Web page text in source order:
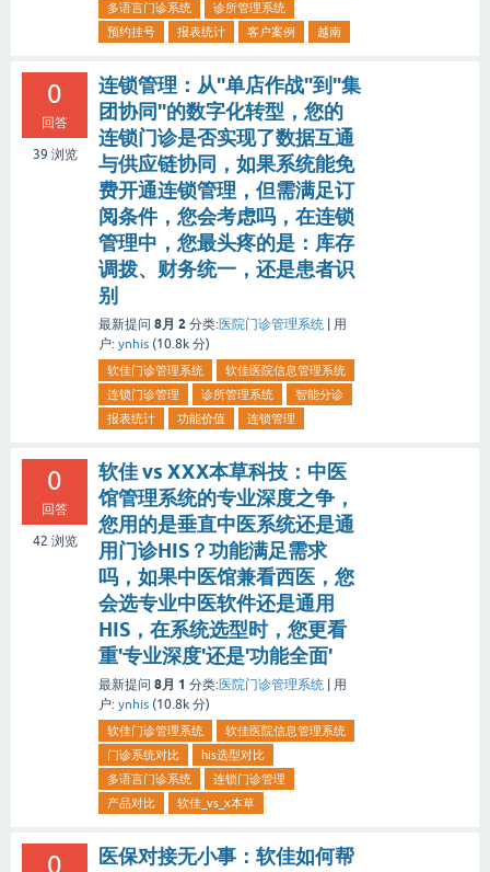
多语言门诊系统
诊所管理系统
预约挂号
报表统计 客户案例 越南
0
回答
39 浏览
连锁管理：从"单店作战"到"集
团协同"的数字化转型，您的
连锁门诊是否实现了数据互通
与供应链协同，如果系统能免
费开通连锁管理，但需满足订
阅条件，您会考虑吗，在连锁
管理中，您最头疼的是：库存
调拨、财务统一，还是患者识
别
最新提问 8月 2 分类:医院门诊管理系统
用
户: ynhis (10.8k 分)
软佳门诊管理系统
软佳医院信息管理系统
连锁门诊管理
诊所管理系统
智能分诊
报表统计
功能价值 连锁管理
0
回答
42 浏览
软佳 vs XXX本草科技：中医
馆管理系统的专业深度之争，
您用的是垂直中医系统还是通
用门诊HIS？功能满足需求
吗，如果中医馆兼看西医，您
会选专业中医软件还是通用
HIS，在系统选型时，您更看
重'专业深度'还是'功能全面'
最新提问 8月 1 分类:医院门诊管理系统
用
户: ynhis (10.8k 分)
软佳门诊管理系统
软佳医院信息管理系统
门诊系统对比
his选型对比
多语言门诊系统
连锁门诊管理
产品对比
软佳_vs_x本草
0
医保对接无小事：软佳如何帮